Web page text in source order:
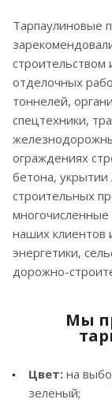
Тарпаулиновые
отделочных
тоннелей,
спецтехники,
ограждениях
бетона, укрытии
строительных
наших клиентов
энергетики,
дорожно-
Мы
Цвет: на
зеленый;